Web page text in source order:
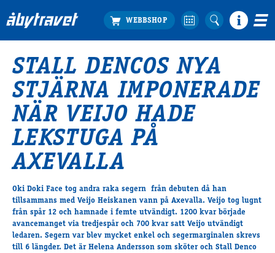
Köp biljett
Travprogrammet
Boka ställplats
Bra att veta
Restauranger
Catering by Lyon
Hotell nära oss
Nybörjar­guide
Presentkort
FAQ
STALL DENCOS NYA
STJÄRNA IMPONERADE
NÄR VEIJO HADE
LEKSTUGA PÅ
AXEVALLA
Oki Doki Face tog andra raka segern från debuten då han
tillsammans med Veijo Heiskanen vann på Axevalla. Veijo tog lugnt
från spår 12 och hamnade i femte utvändigt. 1200 kvar började
avancemanget via tredjespår och 700 kvar satt Veijo utvändigt
ledaren. Segern var blev mycket enkel och segermarginalen skrevs
till 6 längder. Det är Helena Andersson som sköter och Stall Denco